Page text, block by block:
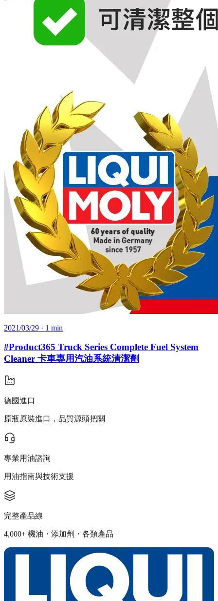
2021/03/29 · 1 min
#Product365 Truck Series Complete Fuel System
Cleaner 卡車專用汽油系統清潔劑
德國進口
原瓶原裝進口，品質源頭把關
專業用油諮詢
用油指南與技術支援
完整產品線
4,000+ 機油・添加劑・各類產品